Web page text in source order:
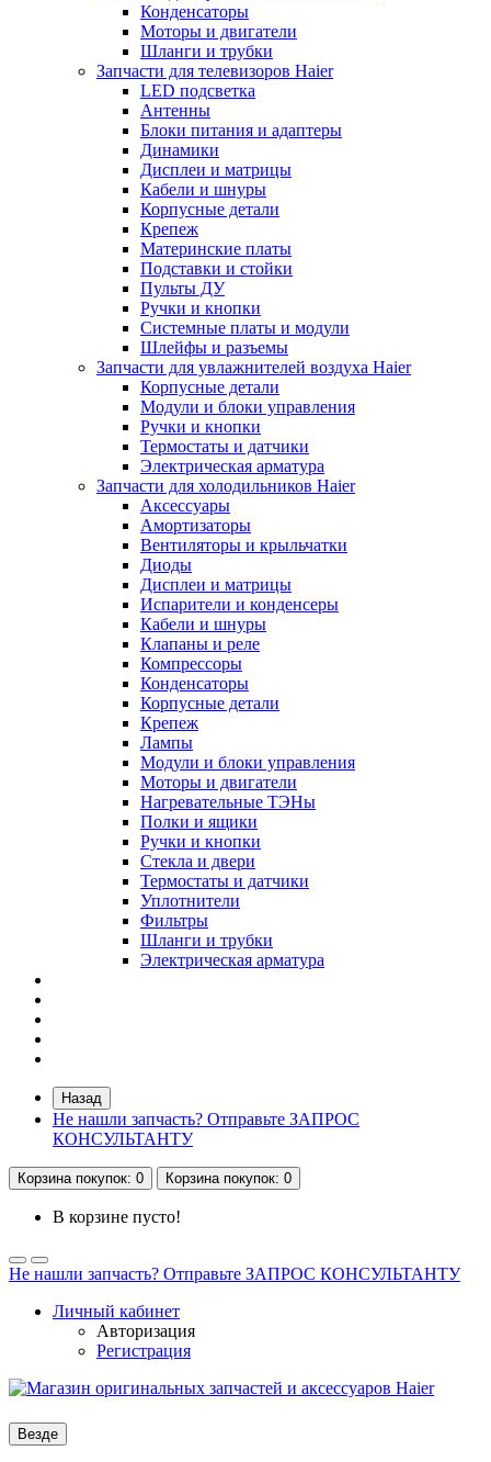
Конденсаторы
Моторы и двигатели
Шланги и трубки
Запчасти для телевизоров Haier
LED подсветка
Антенны
Блоки питания и адаптеры
Динамики
Дисплеи и матрицы
Кабели и шнуры
Корпусные детали
Крепеж
Материнские платы
Подставки и стойки
Пульты ДУ
Ручки и кнопки
Системные платы и модули
Шлейфы и разъемы
Запчасти для увлажнителей воздуха Haier
Корпусные детали
Модули и блоки управления
Ручки и кнопки
Термостаты и датчики
Электрическая арматура
Запчасти для холодильников Haier
Аксессуары
Амортизаторы
Вентиляторы и крыльчатки
Диоды
Дисплеи и матрицы
Испарители и конденсеры
Кабели и шнуры
Клапаны и реле
Компрессоры
Конденсаторы
Корпусные детали
Крепеж
Лампы
Модули и блоки управления
Моторы и двигатели
Нагревательные ТЭНы
Полки и ящики
Ручки и кнопки
Стекла и двери
Термостаты и датчики
Уплотнители
Фильтры
Шланги и трубки
Электрическая арматура
Назад
Не нашли запчасть? Отправьте ЗАПРОС
КОНСУЛЬТАНТУ
Корзинапокупок: 0 Корзинапокупок: 0
В корзине пусто!
Не нашли запчасть? Отправьте ЗАПРОС КОНСУЛЬТАНТУ
Личный кабинет
Авторизация
Регистрация
Везде